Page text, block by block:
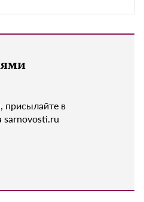
присылайте в
sarnovosti.ru